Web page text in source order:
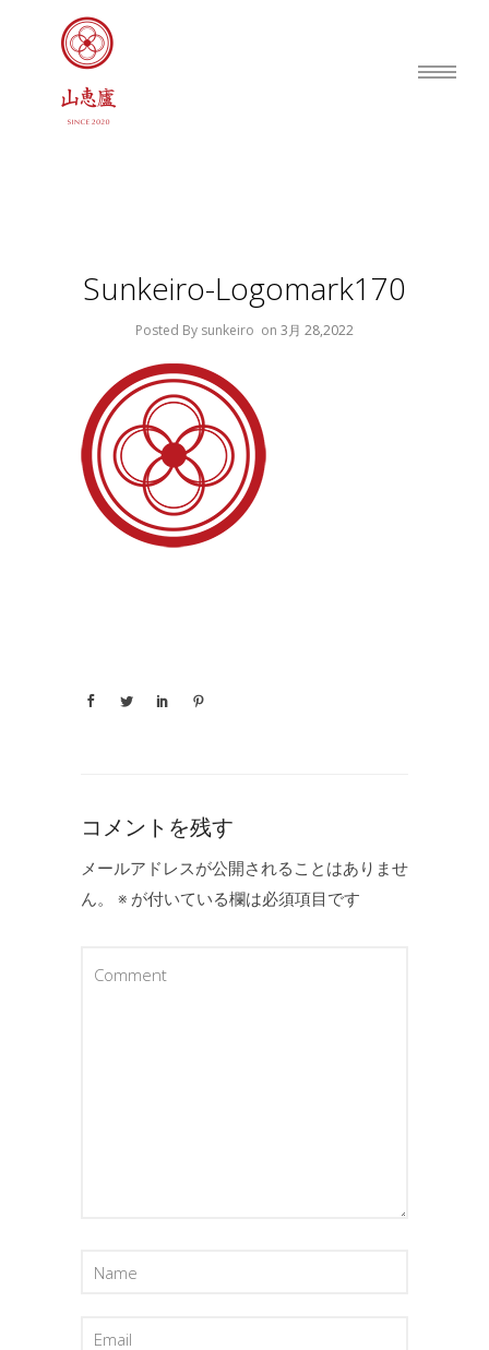
Sunkeiro-Logomark170
Posted By sunkeiro on 3月 28,2022
コメントを残す
メールアドレスが公開されることはありませ
ん。
※ が付いている欄は必須項目です